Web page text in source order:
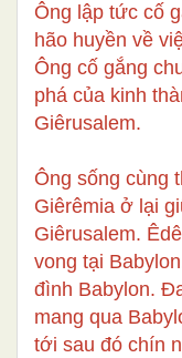
Ông lập tức cố
hão huyền về
Ông cố gắng
phá của kinh
Giêrusalem.
Ông sống cùng
Giêrêmia ở lại
Giêrusalem.
vong tại
đình Babylon.
mang qua
tới sau đó chín